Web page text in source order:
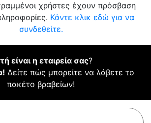
χρήστες έχουν πρόσβαση
Κάντε κλικ εδώ για να
συνδεθείτε.
είναι η εταιρεία σας?
Δείτε πώς μπορείτε να λάβετε το
πακέτο βραβείων!